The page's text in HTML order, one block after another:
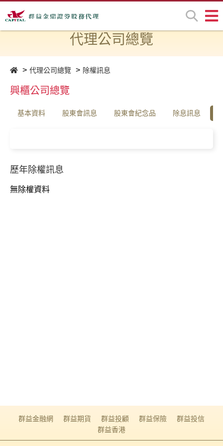
代理公司總覽
代理公司總覽 除權訊息
興櫃公司總覽
基本資料 股東會訊息 股東會紀念品 除息訊息
歷年除權訊息
無除權資料
群益金融網 群益期貨 群益投顧 群益保險
群益投信
群益香港